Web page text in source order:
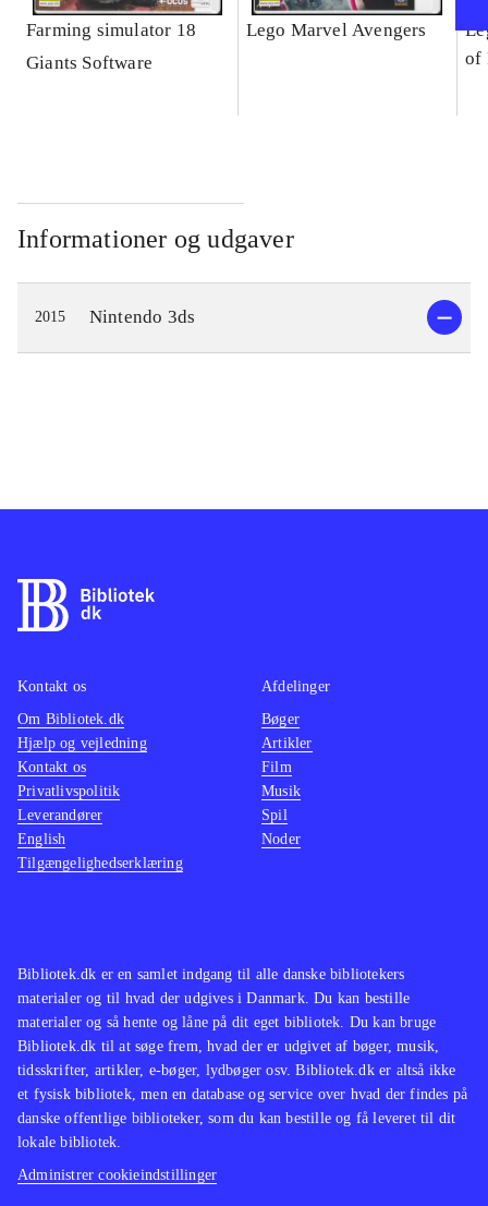
Farming simulator 18
Giants Software
Lego Marvel Avengers
of
Informationer og udgaver
2015 Nintendo 3ds
Bibliotek.dk er en samlet indgang til alle danske bibliotekers
materialer og til hvad der udgives i Danmark. Du kan bestille
materialer og så hente og låne på dit eget bibliotek. Du kan bruge
Bibliotek.dk til at søge frem, hvad der er udgivet af bøger, musik,
tidsskrifter, artikler, e-bøger, lydbøger osv. Bibliotek.dk er altså ikke
et fysisk bibliotek, men en database og service over hvad der findes på
danske offentlige biblioteker, som du kan bestille og få leveret til dit
lokale bibliotek.
Administrer cookieindstillinger
Kontakt os
Om Bibliotek.dk
Hjælp og vejledning
Kontakt os
Privatlivspolitik
Leverandører
English
Tilgængelighedserklæring
Afdelinger
Bøger
Artikler
Film
Musik
Spil
Noder